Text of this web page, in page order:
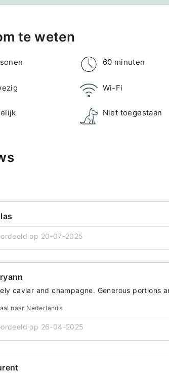
te weten
60 minuten
Wi-Fi
Niet toegestaan
op 20-07-2025
caviar and champagne. Generous portions
naar Nederlands
op 26-04-2025